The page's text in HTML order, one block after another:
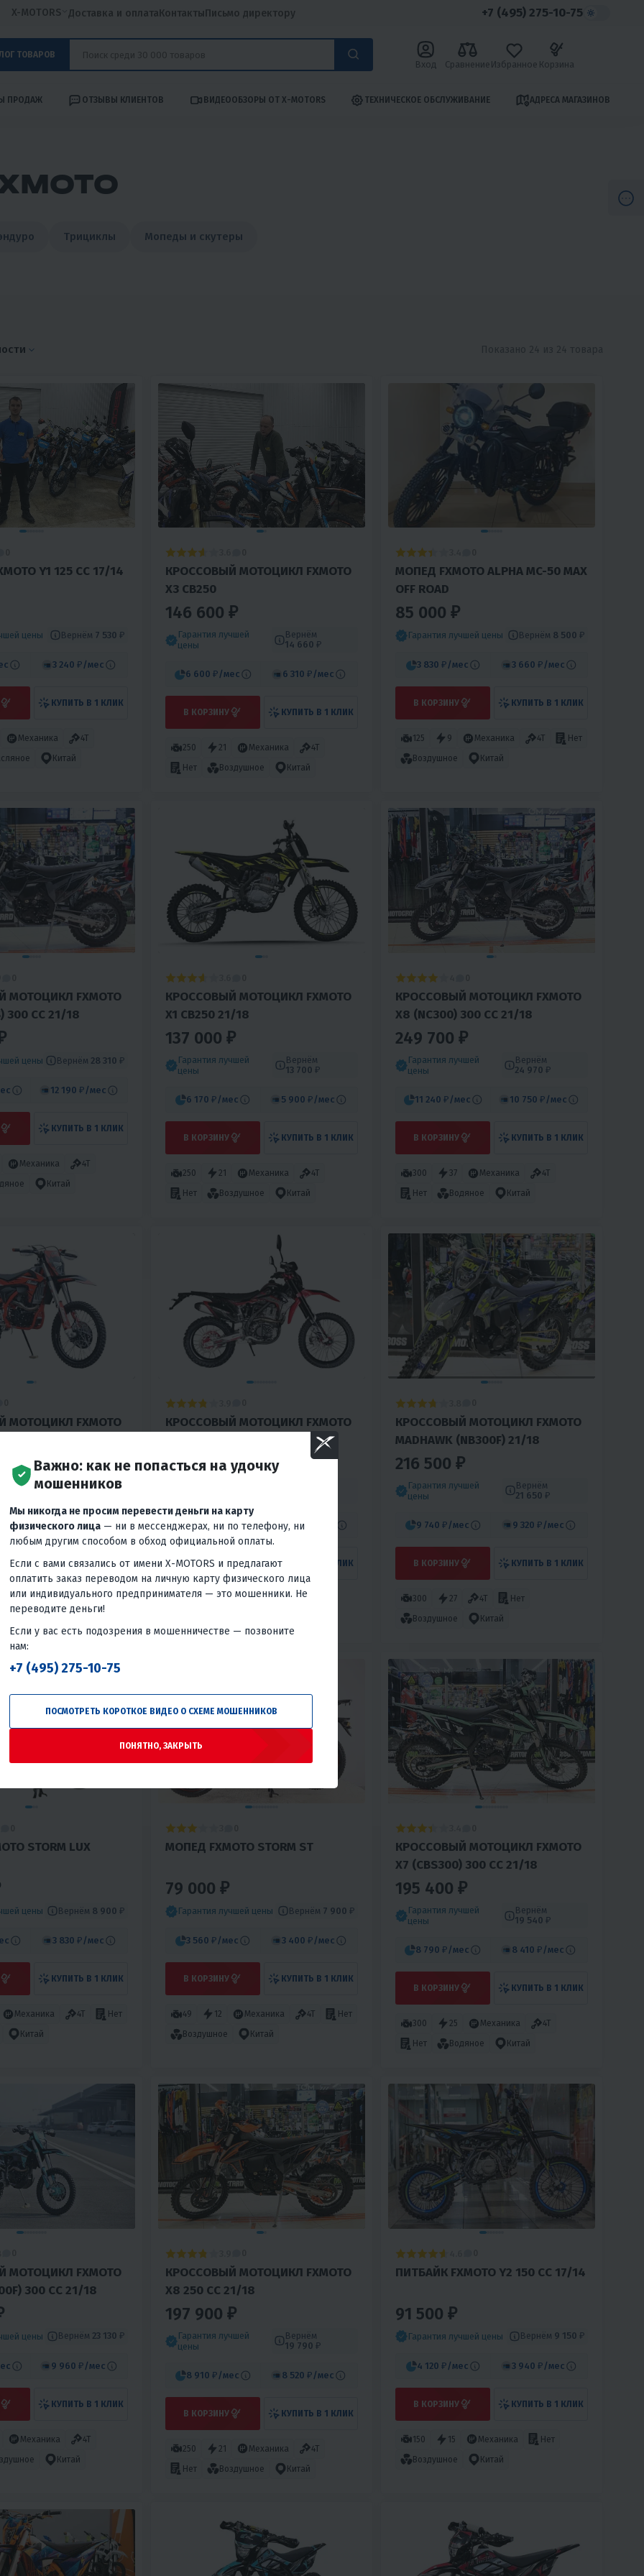
X-MOTORS Доставка и оплатаКонтактыПисьмо директору +7 (495) 275-10-75
ТОВАРОВ
Вход Сравнение Избранное Корзина
ПРОДАЖ ОТЗЫВЫ КЛИЕНТОВ ВИДЕООБЗОРЫ ОТ X-MOTORS ТЕХНИЧЕСКОЕ ОБСЛУЖИВАНИЕ АДРЕСА МАГАЗИНОВ
Трициклы Мопеды и скутеры
Y1 125 CC 17/14
цены Вернём 7 530 ₽
3 240 ₽ /мес
КУПИТЬ В 1 КЛИК
Механика
4T
Китай
КРОССОВЫЙ МОТОЦИКЛ FXMOTO
X3 CB250
146 600 ₽
Гарантия лучшей
цены
Вернём
14 660 ₽
6 600 ₽ /мес 6 310 ₽ /мес
В КОРЗИНУ КУПИТЬ В 1 КЛИК
250 21 Механика
4T
Нет
Воздушное Китай
МОПЕД FXMOTO ALPHA MC-50 MAX
OFF ROAD
85 000 ₽
Гарантия лучшей цены Вернём 8 500 ₽
3 830 ₽ /мес 3 660 ₽ /мес
В КОРЗИНУ КУПИТЬ В 1 КЛИК
125 9 Механика 4T
Нет
Воздушное
Китай
МОТОЦИКЛ FXMOTO
300 CC 21/18
цены Вернём 28 310 ₽
12 190 ₽ /мес
КУПИТЬ В 1 КЛИК
Механика
4T
Китай
КРОССОВЫЙ МОТОЦИКЛ FXMOTO
X1 CB250 21/18
137 000 ₽
Гарантия лучшей
цены
Вернём
13 700 ₽
6 170 ₽ /мес 5 900 ₽ /мес
В КОРЗИНУ КУПИТЬ В 1 КЛИК
250 21 Механика
4T
Нет
Воздушное Китай
КРОССОВЫЙ МОТОЦИКЛ FXMOTO
X8 (NC300) 300 CC 21/18
249 700 ₽
Гарантия лучшей
цены
Вернём
24 970 ₽
11 240 ₽ /мес 10 750 ₽ /мес
В КОРЗИНУ КУПИТЬ В 1 КЛИК
300 37 Механика
4T
Нет
Водяное Китай
МОТОЦИКЛ FXMOTO
CC 21/18
цены Вернём 21 770 ₽
9 370 ₽ /мес
Китай
КРОССОВЫЙ МОТОЦИКЛ FXMOTO
258 600 ₽
11 640 ₽/мес 11 130 ₽
В КОРЗИНУ КУПИТЬ В 1 КЛИК
300 31 Механика
КРОССОВЫЙ МОТОЦИКЛ FXMOTO
MADHAWK (NB300F) 21/18
216 500 ₽
Гарантия лучшей
цены
Вернём
21 650 ₽
9 740 ₽ /мес 9 320 ₽ /мес
В КОРЗИНУ КУПИТЬ В 1 КЛИК
300 27 4T
Нет
Воздушное
Китай
STORM LUX
цены Вернём 8 900 ₽
3 830 ₽ /мес
КУПИТЬ В 1 КЛИК
Механика 4T
Нет
Китай
МОПЕД FXMOTO STORM ST
79 000 ₽
Гарантия лучшей цены Вернём 7 900 ₽
3 560 ₽ /мес 3 400 ₽ /мес
В КОРЗИНУ КУПИТЬ В 1 КЛИК
49 12 Механика 4T
Нет
Воздушное
Китай
КРОССОВЫЙ МОТОЦИКЛ FXMOTO
X7 (CBS300) 300 CC 21/18
195 400 ₽
Гарантия лучшей
цены
Вернём
19 540 ₽
8 790 ₽ /мес 8 410 ₽ /мес
В КОРЗИНУ КУПИТЬ В 1 КЛИК
300 25 Механика
4T
Нет
Водяное Китай
МОТОЦИКЛ FXMOTO
300 CC 21/18
цены Вернём 23 130 ₽
9 960 ₽ /мес
КУПИТЬ В 1 КЛИК
Механика
4T
Китай
КРОССОВЫЙ МОТОЦИКЛ FXMOTO
X8 250 CC 21/18
197 900 ₽
Гарантия лучшей
цены
Вернём
19 790 ₽
8 910 ₽ /мес 8 520 ₽ /мес
В КОРЗИНУ КУПИТЬ В 1 КЛИК
250 21 Механика
4T
Нет
Воздушное Китай
ПИТБАЙК FXMOTO Y2 150 CC 17/14
91 500 ₽
Гарантия лучшей цены Вернём 9 150 ₽
4 120 ₽ /мес 3 940 ₽ /мес
В КОРЗИНУ КУПИТЬ В 1 КЛИК
150 15 Механика
Нет
Воздушное
Китай
Важно: как не попасться на удочку
мошенников
Мы никогда не просим перевести деньги на карту
физического лица — ни в мессенджерах, ни по телефону, ни
любым другим способом в обход официальной оплаты.
Если с вами связались от имени X-MOTORS и предлагают
оплатить заказ переводом на личную карту физического лица
или индивидуального предпринимателя — это мошенники. Не
переводите деньги!
Если у вас есть подозрения в мошенничестве — позвоните
нам:
+7 (495) 275-10-75
ПОСМОТРЕТЬ КОРОТКОЕ ВИДЕО О СХЕМЕ МОШЕННИКОВ
ПОНЯТНО, ЗАКРЫТЬ